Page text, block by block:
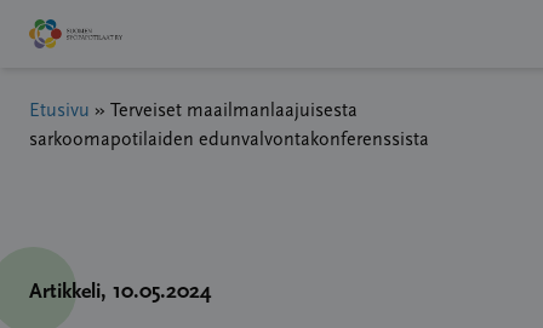
Hyppää
sisältöön
Etusivu »
Terveiset maailmanlaajuisesta
sarkoomapotilaiden edunvalvontakonferenssista
Artikkeli, 10.05.2024